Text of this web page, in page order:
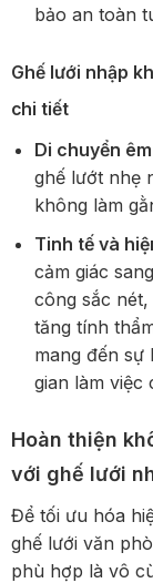
bảo an toàn
Ghế lưới nhập
chi tiết
Di chuyển
ghế lướt nhẹ
không làm
Tinh tế và
cảm giác
công sắc
tăng tính
mang đến sự
gian làm việc
Hoàn thiện
với ghế lưới
Để tối ưu hóa
ghế lưới văn
phù hợp là vô